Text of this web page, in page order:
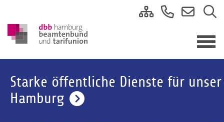
Starke öffentliche Dienste für unser
Hamburg